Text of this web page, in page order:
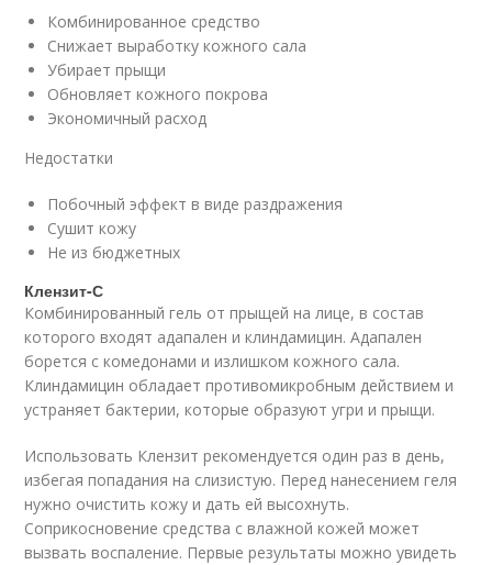
Комбинированное средство
Снижает выработку кожного сала
Убирает прыщи
Обновляет кожного покрова
Экономичный расход
Недостатки
Побочный эффект в виде раздражения
Сушит кожу
Не из бюджетных
Клензит-С
Комбинированный гель от прыщей на лице, в состав
которого входят адапален и клиндамицин. Адапален
борется с комедонами и излишком кожного сала.
Клиндамицин обладает противомикробным действием и
устраняет бактерии, которые образуют угри и прыщи.
Использовать Клензит рекомендуется один раз в день,
избегая попадания на слизистую. Перед нанесением геля
нужно очистить кожу и дать ей высохнуть.
Соприкосновение средства с влажной кожей может
вызвать воспаление. Первые результаты можно увидеть